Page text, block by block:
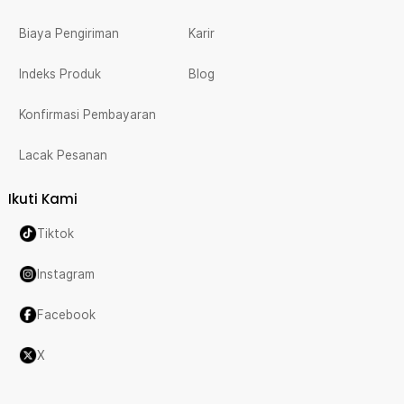
Biaya Pengiriman
Indeks Produk
Konfirmasi Pembayaran
Lacak Pesanan
Karir
Blog
Ikuti Kami
Tiktok
Instagram
Facebook
X